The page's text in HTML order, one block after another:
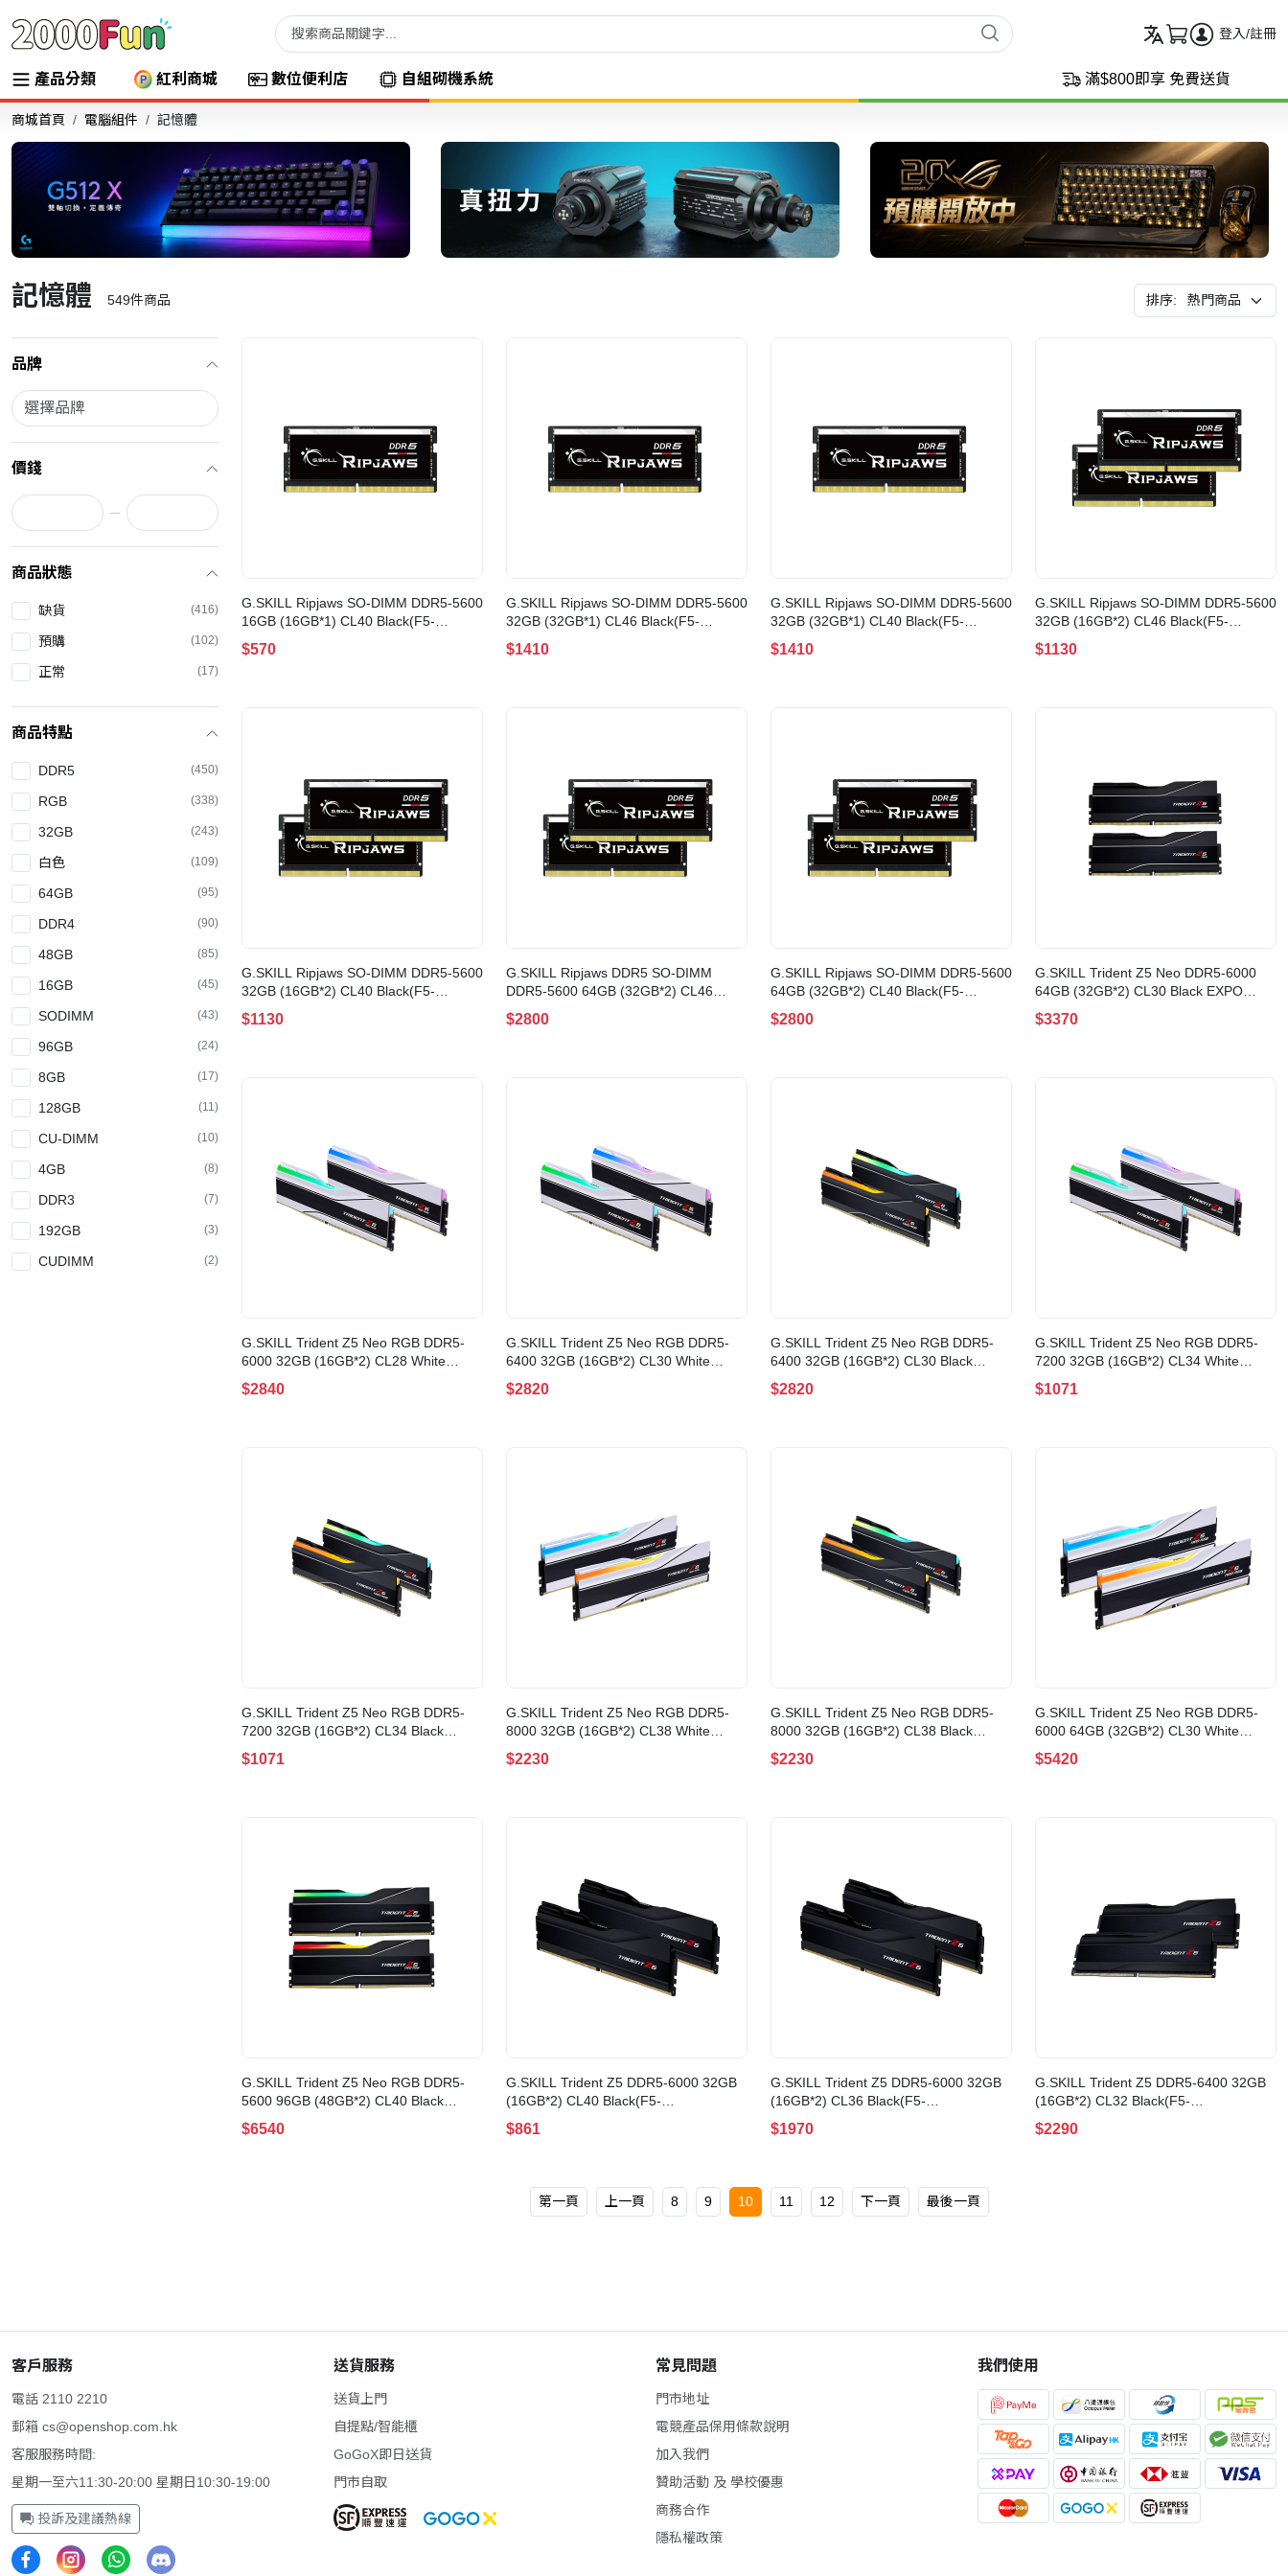
登入/註冊
產品分類 紅利商城 數位便利店 自組砌機系統 滿$800即享 免費送貨
商城首頁 電腦組件 記憶體
記憶體 549件商品 排序:
品牌
價錢
商品狀態
缺貨 (416)
預購 (102)
正常 (17)
商品特點
DDR5 (450)
RGB (338)
32GB (243)
白色 (109)
64GB (95)
DDR4 (90)
48GB (85)
16GB (45)
SODIMM (43)
96GB (24)
8GB (17)
128GB (11)
CU-DIMM (10)
4GB (8)
DDR3 (7)
192GB (3)
CUDIMM (2)
G.SKILL Ripjaws SO-DIMM DDR5-5600
16GB (16GB*1) CL40 Black(F5-
5600S4040A16GX1-RS)
$570
G.SKILL Ripjaws SO-DIMM DDR5-5600
32GB (32GB*1) CL46 Black(F5-
5600S4645A32GX1-RS)
$1410
G.SKILL Ripjaws SO-DIMM DDR5-5600
32GB (32GB*1) CL40 Black(F5-
5600S4040A32GX1-RS)
$1410
G.SKILL Ripjaws SO-DIMM DDR5-5600
32GB (16GB*2) CL46 Black(F5-
5600S4645A16GX2-RS)
$1130
G.SKILL Ripjaws SO-DIMM DDR5-5600
32GB (16GB*2) CL40 Black(F5-
5600S4040A16GX2-RS)
$1130
G.SKILL Ripjaws DDR5 SO-DIMM
DDR5-5600 64GB (32GB*2) CL46
Black(F5-5600S4645A32GX2-RS)
$2800
G.SKILL Ripjaws SO-DIMM DDR5-5600
64GB (32GB*2) CL40 Black(F5-
5600S4040A32GX2-RS)
$2800
G.SKILL Trident Z5 Neo DDR5-6000
64GB (32GB*2) CL30 Black EXPO
AMD(F5-6000J3040G32GX2-TZ5N)
$3370
G.SKILL Trident Z5 Neo RGB DDR5-
6000 32GB (16GB*2) CL28 White
EXPO AMD(F5-6000J2836G16GX2-
TZ5NRW)
$2840
G.SKILL Trident Z5 Neo RGB DDR5-
6400 32GB (16GB*2) CL30 White
EXPO AMD(F5-6400J3039G16GX2-
TZ5NRW)
$2820
G.SKILL Trident Z5 Neo RGB DDR5-
6400 32GB (16GB*2) CL30 Black
EXPO AMD(F5-6400J3039G16GX2-
TZ5NR)
$2820
G.SKILL Trident Z5 Neo RGB DDR5-
7200 32GB (16GB*2) CL34 White
EXPO AMD(F5-7200J3445G16GX2-
TZ5NRW)
$1071
G.SKILL Trident Z5 Neo RGB DDR5-
7200 32GB (16GB*2) CL34 Black
EXPO AMD(F5-7200J3445G16GX2-
TZ5NR)
$1071
G.SKILL Trident Z5 Neo RGB DDR5-
8000 32GB (16GB*2) CL38 White
EXPO AMD(F5-8000J3848H16GX2-
TZ5NRW)
$2230
G.SKILL Trident Z5 Neo RGB DDR5-
8000 32GB (16GB*2) CL38 Black
EXPO AMD(F5-8000J3848H16GX2-
TZ5NR)
$2230
G.SKILL Trident Z5 Neo RGB DDR5-
6000 64GB (32GB*2) CL30 White
EXPO AMD(F5-6000J3036G32GX2-
TZ5NRW)
$5420
G.SKILL Trident Z5 Neo RGB DDR5-
5600 96GB (48GB*2) CL40 Black
EXPO AMD(F5-5600J4040D48GX2-
TZ5NR)
$6540
G.SKILL Trident Z5 DDR5-6000 32GB
(16GB*2) CL40 Black(F5-
6000J4040F16GX2-TZ5K)
$861
G.SKILL Trident Z5 DDR5-6000 32GB
(16GB*2) CL36 Black(F5-
6000J3636F16GX2-TZ5K)
$1970
G.SKILL Trident Z5 DDR5-6400 32GB
(16GB*2) CL32 Black(F5-
6400J3239G16GX2-TZ5K)
$2290
第一頁 上一頁 8 9 10 11 12 下一頁 最後一頁
客戶服務
電話 2110 2210
郵箱 cs@openshop.com.hk
客服服務時間:
星期一至六11:30-20:00 星期日10:30-19:00
投訴及建議熱線
送貨服務
送貨上門
自提點/智能櫃
GoGoX即日送貨
門市自取
常見問題
門市地址
電競產品保用條款說明
加入我們
贊助活動 及 學校優惠
商務合作
隱私權政策
我們使用